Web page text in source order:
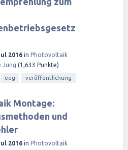
2016 in Photovoltaik
Jung (1,633 Punkte)
eeg veröffentlichung
Montage:
und
2016 in Photovoltaik